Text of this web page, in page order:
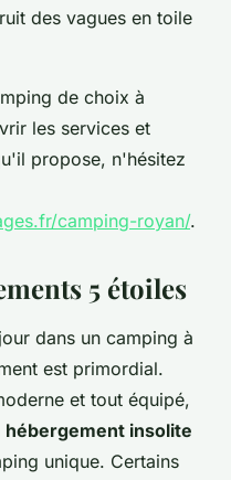
des vagues en toile
de choix à
les services et
propose, n'hésitez
camping-royan/.
5 étoiles
dans un camping à
est primordial.
et tout équipé,
hébergement insolite
unique. Certains